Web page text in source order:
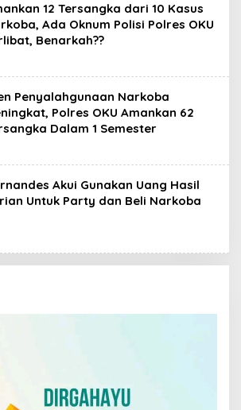
12 Tersangka dari 10 Kasus
Ada Oknum Polisi Polres OKU
Benarkah??
Penyalahgunaan Narkoba
Polres OKU Amankan 62
Dalam 1 Semester
Akui Gunakan Uang Hasil
Untuk Party dan Beli Narkoba